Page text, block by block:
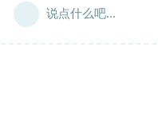
说点什么吧...